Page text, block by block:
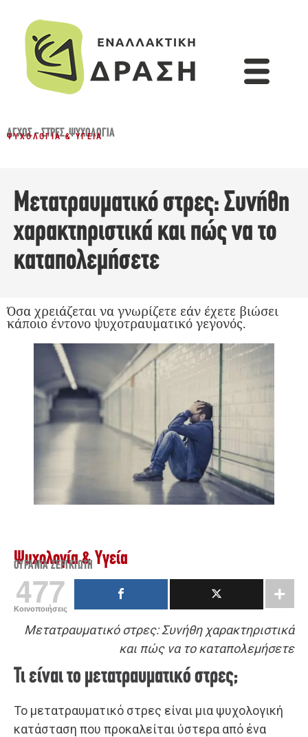
ΆΓΧΟΣ - ΣΤΡΕΣ,ΨΥΧΟΛΟΓΊΑ
ΨΥΧΟΛΟΓΊΑ & ΥΓΕΊΑ
Μετατραυματικό στρες: Συνήθη
χαρακτηριστικά και πώς να το
καταπολεμήσετε
Όσα χρειάζεται να γνωρίζετε εάν έχετε βιώσει
κάποιο έντονο ψυχοτραυματικό γεγονός.
Ψυχολογία & Υγεία
ΟΥΡΑΝΊΑ ΖΕΡΙΚΙΏΤΗ
477
Κοινοποιήσεις
Μετατραυματικό στρες: Συνήθη χαρακτηριστικά
και πώς να το καταπολεμήσετε
Τι είναι το μετατραυματικό στρες;
Το μετατραυματικό στρες είναι μια ψυχολογική
κατάσταση που προκαλείται ύστερα από ένα